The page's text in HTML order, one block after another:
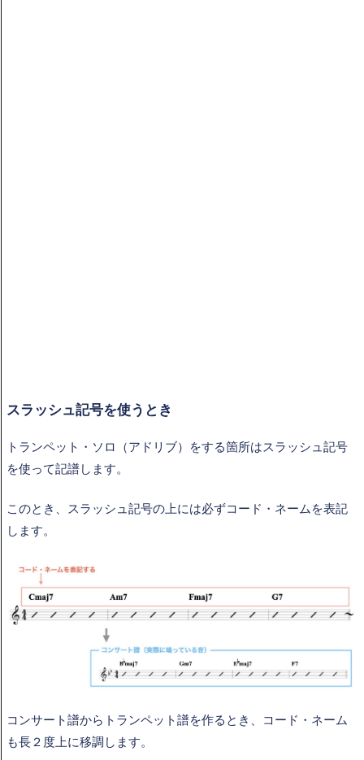
スラッシュ記号を使うとき
トランペット・ソロ（アドリブ）をする箇所はスラッシュ記号
を使って記譜します。
このとき、スラッシュ記号の上には必ずコード・ネームを表記
します。
コンサート譜からトランペット譜を作るとき、コード・ネーム
も長２度上に移調します。